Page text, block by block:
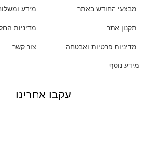
מבצעי החודש באתר
תקנון אתר
מדיניות פרטיות ואבטחה
מידע נוסף
מידע
מדיניות
צור קשר
עקבו אחרינו